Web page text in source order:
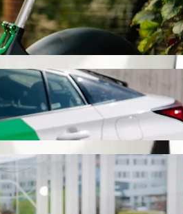
Bolt
prendra environ 7 min et coûtera